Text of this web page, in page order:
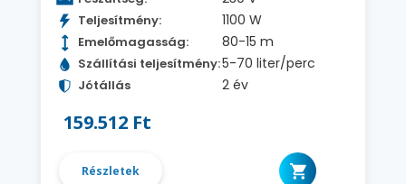
Teljesítmény: 1100 W
Emelőmagasság: 80-15 m
Szállítási teljesítmény:5-70 liter/perc
Jótállás 2 év
159.512 Ft
Részletek